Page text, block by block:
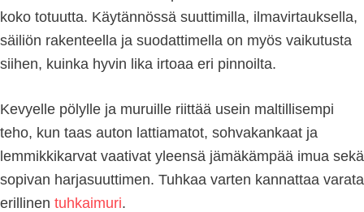
koko totuutta. Käytännössä suuttimilla, ilmavirtauksella,
säiliön rakenteella ja suodattimella on myös vaikutusta
siihen, kuinka hyvin lika irtoaa eri pinnoilta.
Kevyelle pölylle ja muruille riittää usein maltillisempi
teho, kun taas auton lattiamatot, sohvakankaat ja
lemmikkikarvat vaativat yleensä jämäkämpää imua sekä
sopivan harjasuuttimen. Tuhkaa varten kannattaa varata
erillinen tuhkaimuri.